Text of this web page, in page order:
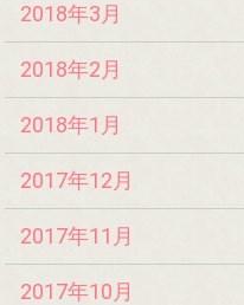
2018年3月
2018年2月
2018年1月
2017年12月
2017年11月
2017年10月